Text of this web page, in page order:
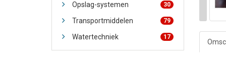
Opslag-systemen 30
Transportmiddelen 79
Watertechniek 17